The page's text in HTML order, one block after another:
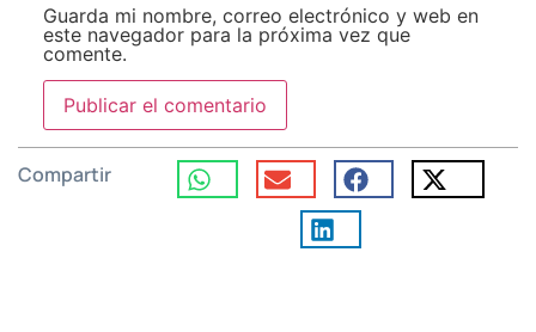
Guarda mi nombre, correo electrónico y web en
este navegador para la próxima vez que
comente.
Compartir